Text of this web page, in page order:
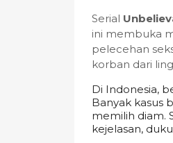
Serial
ini membuka
pelecehan
korban dari
Di Indonesia,
Banyak kasus
memilih diam.
kejelasan,